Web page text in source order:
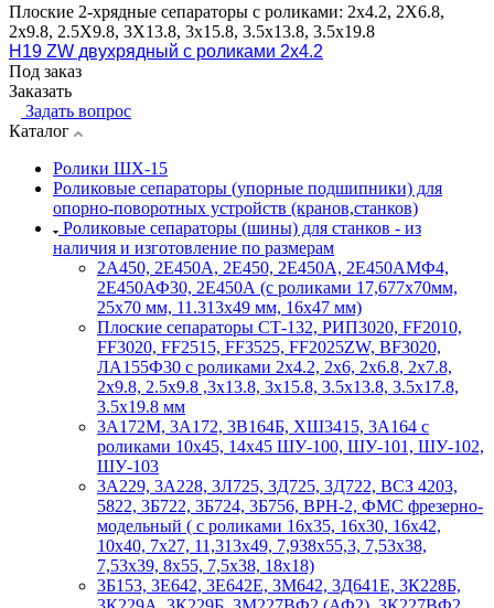
Плоские 2-хрядные сепараторы с роликами: 2х4.2, 2X6.8,
2х9.8, 2.5X9.8, 3X13.8, 3х15.8, 3.5х13.8, 3.5х19.8
H19 ZW двухрядный с роликами 2х4.2
Под заказ
Заказать
Задать вопрос
Каталог
Ролики ШХ-15
Роликовые сепараторы (упорные подшипники) для
опорно-поворотных устройств (кранов,станков)
Роликовые сепараторы (шины) для станков - из
наличия и изготовление по размерам
2А450, 2Е450А, 2Е450, 2Е450А, 2Е450АМФ4,
2Е450АФ30, 2Е450А (с роликами 17,677х70мм,
25х70 мм, 11.313х49 мм, 16х47 мм)
Плоские сепараторы СТ-132, РИП3020, FF2010,
FF3020, FF2515, FF3525, FF2025ZW, BF3020,
ЛА155Ф30 с роликами 2х4.2, 2х6, 2х6.8, 2х7.8,
2х9.8, 2.5х9.8 ,3х13.8, 3х15.8, 3.5х13.8, 3.5х17.8,
3.5х19.8 мм
3А172М, 3А172, 3В164Б, ХШ3415, 3А164 с
роликами 10х45, 14х45 ШУ-100, ШУ-101, ШУ-102,
ШУ-103
3А229, 3А228, 3Л725, 3Д725, 3Д722, ВСЗ 4203,
5822, 3Б722, 3Б724, 3Б756, ВРН-2, ФМС фрезерно-
модельный ( с роликами 16х35, 16х30, 16х42,
10х40, 7х27, 11,313х49, 7,938х55,3, 7,53х38,
7,53х39, 8х55, 7,5х38, 18х18)
3Б153, 3Е642, 3Е642Е, 3М642, 3Д641Е, 3К228Б,